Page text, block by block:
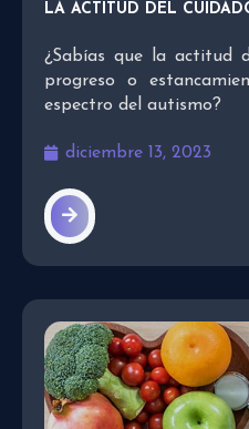
LA ACTITUD DEL
¿Sabías que la actitud
progreso o
espectro del autismo?
diciembre 13, 2023